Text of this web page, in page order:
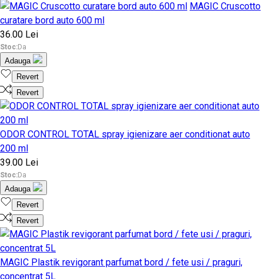
MAGIC Cruscotto
curatare bord auto 600 ml
36.00 Lei
Stoc:Da
Adauga
Revert
Revert
ODOR CONTROL TOTAL spray igienizare aer conditionat auto
200 ml
39.00 Lei
Stoc:Da
Adauga
Revert
Revert
MAGIC Plastik revigorant parfumat bord / fete usi / praguri,
concentrat 5L